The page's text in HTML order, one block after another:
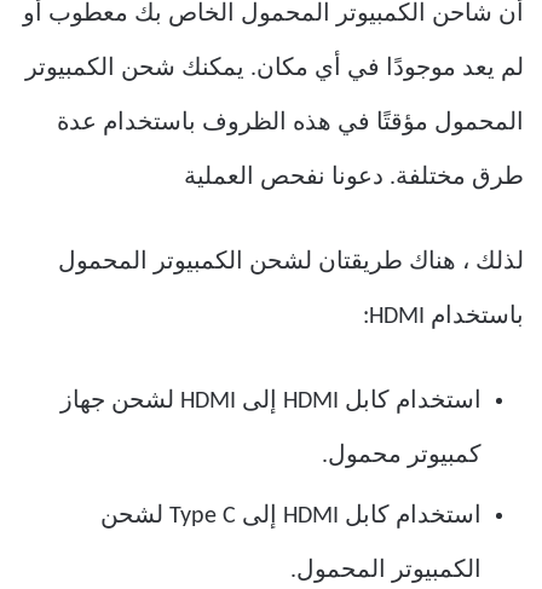
أن شاحن الكمبيوتر المحمول الخاص بك معطوب أو
لم يعد موجودًا في أي مكان. يمكنك شحن الكمبيوتر
المحمول مؤقتًا في هذه الظروف باستخدام عدة
طرق مختلفة. دعونا نفحص العملية
لذلك ، هناك طريقتان لشحن الكمبيوتر المحمول
باستخدام HDMI:
استخدام كابل HDMI إلى HDMI لشحن جهاز
كمبيوتر محمول.
استخدام كابل HDMI إلى Type C لشحن
الكمبيوتر المحمول.